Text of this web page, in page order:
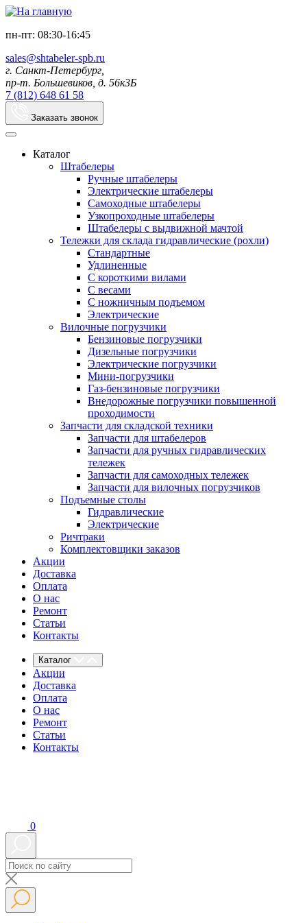
пн-пт: 08:30-16:45
sales@shtabeler-spb.ru
г. Санкт-Петербург,
пр-т. Большевиков, д. 56к3Б
7 (812) 648 61 58
Заказать звонок
Каталог
Штабелеры
Ручные штабелеры
Электрические штабелеры
Самоходные штабелеры
Узкопроходные штабелеры
Штабелеры с выдвижной мачтой
Тележки для склада гидравлические (рохли)
Стандартные
Удлиненные
С короткими вилами
С весами
С ножничным подъемом
Электрические
Вилочные погрузчики
Бензиновые погрузчики
Дизельные погрузчики
Электрические погрузчики
Мини-погрузчики
Газ-бензиновые погрузчики
Внедорожные погрузчики повышенной
проходимости
Запчасти для складской техники
Запчасти для штабелеров
Запчасти для ручных гидравлических
тележек
Запчасти для самоходных тележек
Запчасти для вилочных погрузчиков
Подъемные столы
Гидравлические
Электрические
Ричтраки
Комплектовщики заказов
Акции
Доставка
Оплата
О нас
Ремонт
Статьи
Контакты
Каталог
Акции
Доставка
Оплата
О нас
Ремонт
Статьи
Контакты
0